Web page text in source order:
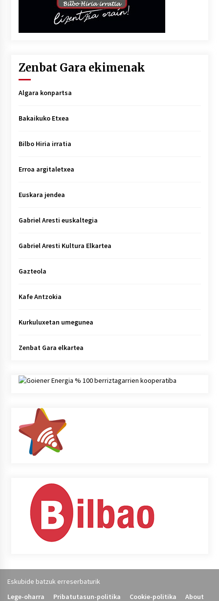
Zenbat Gara ekimenak
Algara konpartsa
Bakaikuko Etxea
Bilbo Hiria irratia
Erroa argitaletxea
Euskara jendea
Gabriel Aresti euskaltegia
Gabriel Aresti Kultura Elkartea
Gazteola
Kafe Antzokia
Kurkuluxetan umegunea
Zenbat Gara elkartea
Eskubide batzuk erreserbaturik
Lege-oharra
Pribatutasun-politika Cookie-politika About